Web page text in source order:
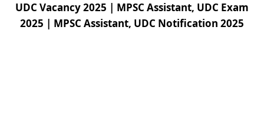
UDC Vacancy 2025 | MPSC Assistant, UDC Exam
2025 | MPSC Assistant, UDC Notification 2025